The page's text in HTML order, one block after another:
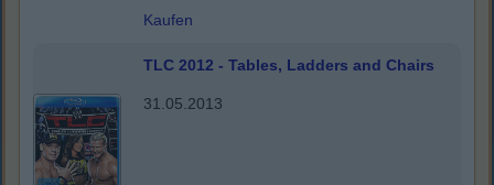
Kaufen
TLC 2012 - Tables, Ladders and Chairs
31.05.2013